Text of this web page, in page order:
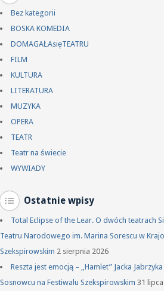
Bez kategorii
BOSKA KOMEDIA
DOMAGAŁAsięTEATRU
FILM
KULTURA
LITERATURA
MUZYKA
OPERA
TEATR
Teatr na świecie
WYWIADY
Ostatnie wpisy
Total Eclipse of the Lear. O dwóch teatrach
Teatru Narodowego im. Marina Sorescu w
Szekspirowskim 2 sierpnia 2026
Reszta jest emocją – „Hamlet” Jacka
Sosnowcu na Festiwalu Szekspirowskim 31